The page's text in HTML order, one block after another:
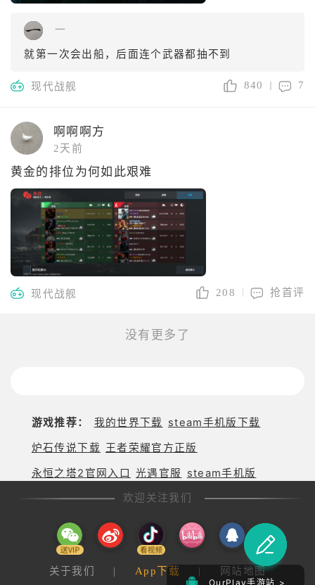
OurPlay手游站 >
一
就第一次会出船，后面连个武器都抽不到
现代战舰 840 7
啊啊啊方
2天前
黄金的排位为何如此艰难
现代战舰 208 抢首评
没有更多了
游戏推荐： 我的世界下载 steam手机版下载
炉石传说下载 王者荣耀官方正版
永恒之塔2官网入口 光遇官服
steam手机版
欢迎关注我们
关于我们 | App下载 | 网站地图